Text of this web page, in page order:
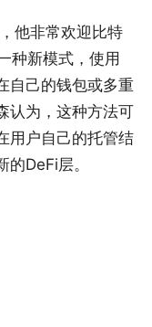
他非常欢迎比特
种新模式，使用
自己的钱包或多重
认为，这种方法可
用户自己的托管结
DeFi层。